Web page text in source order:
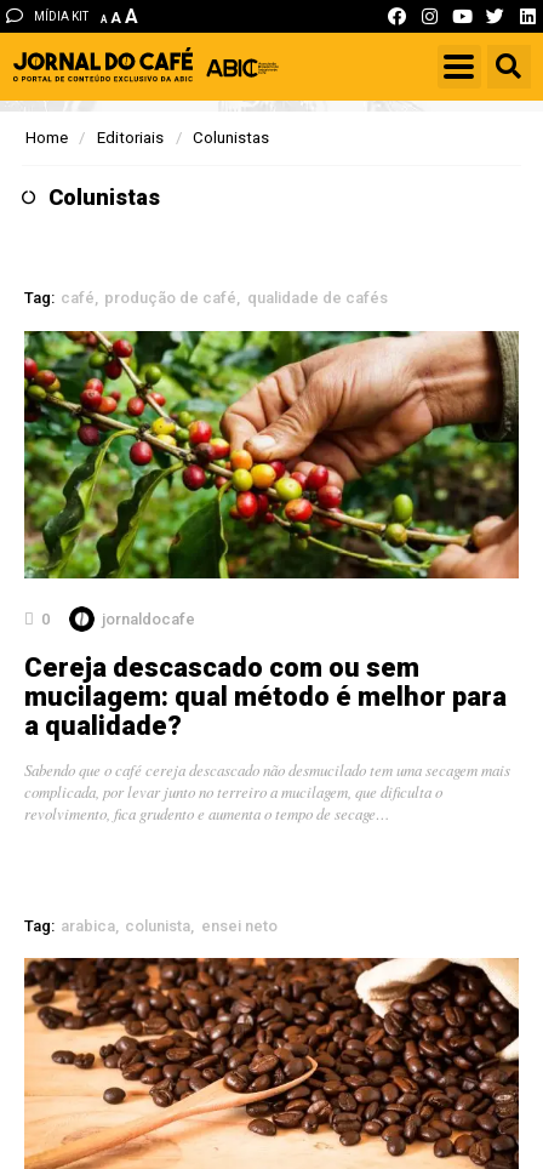
MÍDIA KIT A A A
Home Editoriais Colunistas
Colunistas
Tag: café produção de café qualidade de cafés
0 jornaldocafe
Cereja descascado com ou sem
mucilagem: qual método é melhor para
a qualidade?
Sabendo que o café cereja descascado não desmucilado tem uma secagem mais
complicada, por levar junto no terreiro a mucilagem, que dificulta o
revolvimento, fica grudento e aumenta o tempo de secage…
Tag: arabica colunista ensei neto